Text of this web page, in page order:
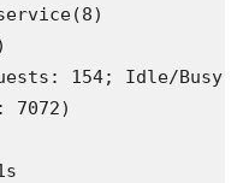
154; Idle/Busy
7072)